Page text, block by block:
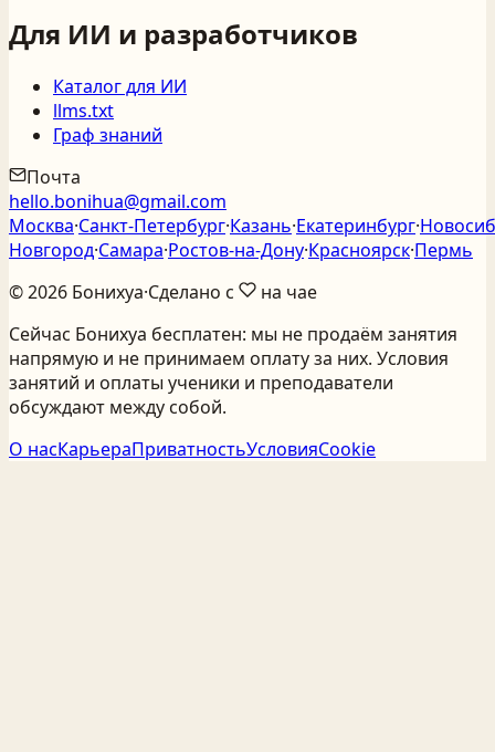
Для ИИ и разработчиков
Каталог для ИИ
llms.txt
Граф знаний
Почта
hello.bonihua@gmail.com
Москва·Санкт‑Петербург·Казань·Екатеринбург·
Новгород·Самара·Ростов‑на‑Дону·Красноярск·Пермь
©2026 Бонихуа·Сделано с
на чае
Сейчас Бонихуа бесплатен: мы не продаём занятия
напрямую и не принимаем оплату за них. Условия
занятий и оплаты ученики и преподаватели
обсуждают между собой.
О насКарьераПриватностьУсловияCookie